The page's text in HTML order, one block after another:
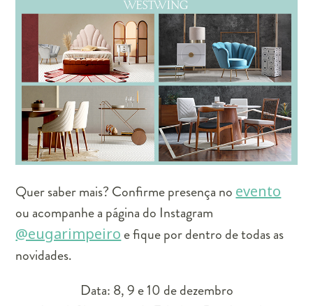
Quer saber mais? Confirme presença noevento
ou acompanhe a página do Instagram
@eugarimpeiroe fique por dentro de todas as
novidades.
Data: 8,9 e10 de dezembro